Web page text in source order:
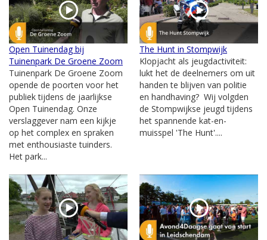
Open Tuinendag bij
Tuinenpark De Groene Zoom
Tuinenpark De Groene Zoom
opende de poorten voor het
publiek tijdens de jaarlijkse
Open Tuinendag. Onze
verslaggever nam een kijkje
op het complex en spraken
met enthousiaste tuinders.
Het park...
The Hunt in Stompwijk
Klopjacht als jeugdactiviteit:
lukt het de deelnemers om uit
handen te blijven van politie
en handhaving? Wij volgden
de Stompwijkse jeugd tijdens
het spannende kat-en-
muisspel 'The Hunt'....